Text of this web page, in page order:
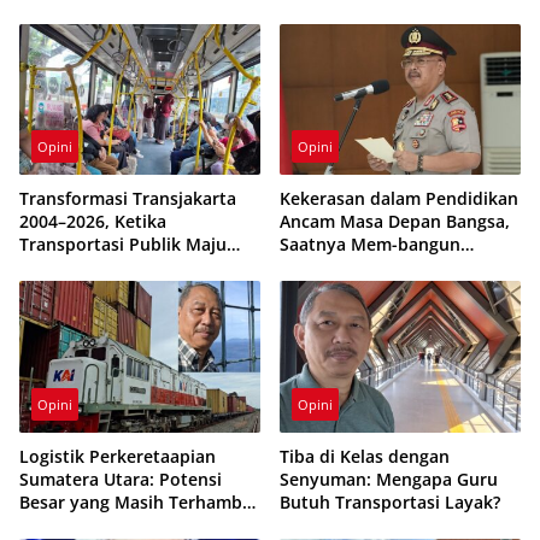
Opini
Transformasi Transjakarta
2004–2026, Ketika
Transportasi Publik Maju
Terus Membesar
Opini
Kekerasan dalam Pendidikan
Ancam Masa Depan Bangsa,
Saatnya Mem-bangun
Berkarakter
Opini
Logistik Perkeretaapian
Sumatera Utara: Potensi
Besar yang Masih Terhambat
Opini
Tiba di Kelas dengan
Senyuman: Mengapa Guru
Butuh Transportasi Layak?